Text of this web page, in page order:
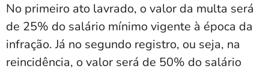
No primeiro ato lavrado, o valor da multa será
de 25% do salário mínimo vigente à época da
infração. Já no segundo registro, ou seja, na
reincidência, o valor será de 50% do salário